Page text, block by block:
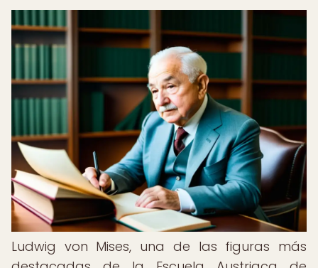
Ludwig von Mises, una de las figuras más